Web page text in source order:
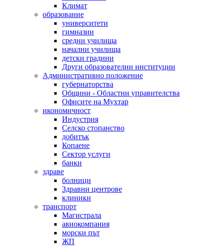
Климат
образование
университети
гимназии
средни училища
начални училища
детски градини
Други образователни институции
Административно положение
губернаторства
Общини - Областни управителства
Офисите на Мухтар
икономичност
Индустрия
Селско стопанство
добитък
Копаене
Сектор услуги
банки
здраве
болници
Здравни центрове
клиники
транспорт
Магистрала
авиокомпания
морски път
ЖП